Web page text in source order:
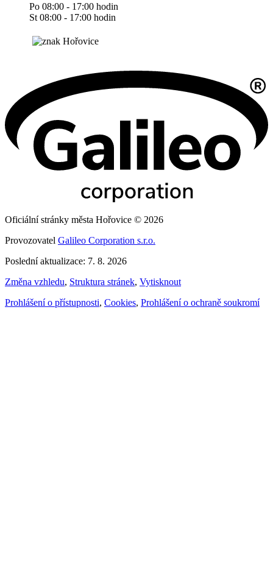
Po 08:00 - 17:00 hodin
St 08:00 - 17:00 hodin
Oficiální stránky města Hořovice © 2026
Provozovatel Galileo Corporation s.r.o.
Poslední aktualizace: 7. 8. 2026
Změna vzhledu, Struktura stránek, Vytisknout
Prohlášení o přístupnosti, Cookies, Prohlášení o ochraně soukromí